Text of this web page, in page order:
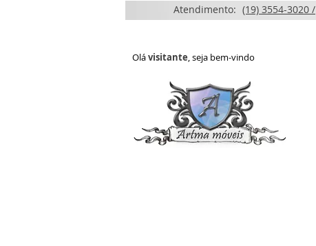
Atendimento: (19) 3554-3020 /
Olávisitante, seja bem-vindo